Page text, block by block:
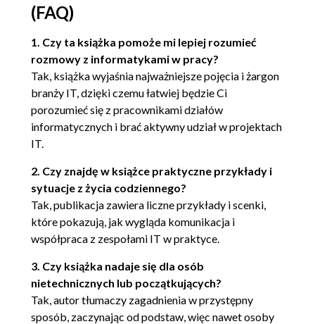
(FAQ)
1. Czy ta książka pomoże mi lepiej rozumieć
rozmowy z informatykami w pracy?
Tak, książka wyjaśnia najważniejsze pojęcia i żargon
branży IT, dzięki czemu łatwiej będzie Ci
porozumieć się z pracownikami działów
informatycznych i brać aktywny udział w projektach
IT.
2. Czy znajdę w książce praktyczne przykłady i
sytuacje z życia codziennego?
Tak, publikacja zawiera liczne przykłady i scenki,
które pokazują, jak wygląda komunikacja i
współpraca z zespołami IT w praktyce.
3. Czy książka nadaje się dla osób
nietechnicznych lub początkujących?
Tak, autor tłumaczy zagadnienia w przystępny
sposób, zaczynając od podstaw, więc nawet osoby